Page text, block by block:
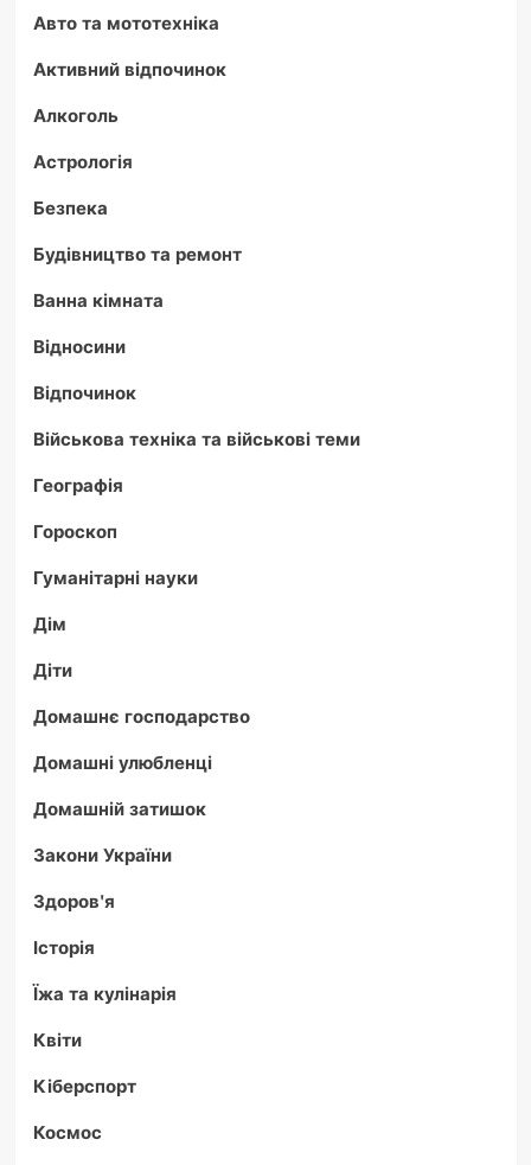
Авто та мототехніка
Активний відпочинок
Алкоголь
Астрологія
Безпека
Будівництво та ремонт
Ванна кімната
Відносини
Відпочинок
Військова техніка та військові теми
Географія
Гороскоп
Гуманітарні науки
Дім
Діти
Домашнє господарство
Домашні улюбленці
Домашній затишок
Закони України
Здоров'я
Історія
Їжа та кулінарія
Квіти
Кіберспорт
Космос